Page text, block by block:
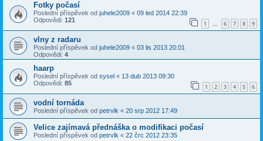
Fotky počasí
Poslední příspěvek od juhele2009 « 09 led 2014 22:39
Odpovědi: 121 1 … 6 7 8 9
vlny z radaru
Poslední příspěvek od juhele2009 « 03 lis 2013 20:01
Odpovědi: 4
haarp
Poslední příspěvek od sysel « 13 dub 2013 09:30
Odpovědi: 85 1 2 3 4 5 6
vodní tornáda
Poslední příspěvek od petrvlk « 20 srp 2012 17:49
Velice zajímavá přednáška o modifikaci počasí
Poslední příspěvek od petrvlk « 22 črc 2012 23:35